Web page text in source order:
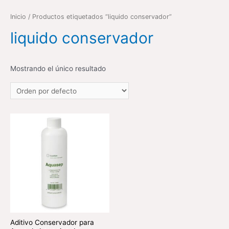
Inicio / Productos etiquetados “liquido conservador”
liquido conservador
Mostrando el único resultado
Aditivo Conservador para